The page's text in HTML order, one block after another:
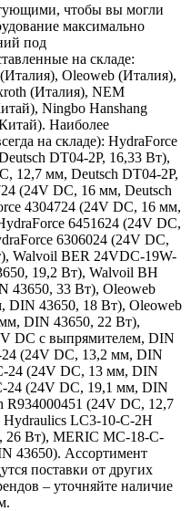
чтобы вы могли
максимально
под
на складе:
Oleoweb (Италия),
(Италия), NEM
Ningbo Hanshang
Наиболее
на складе): HydraForce
DT04-2P, 16,33 Вт),
12,7 мм, Deutsch DT04-2P,
(24V DC, 16 мм, Deutsch
4304724 (24V DC, 16 мм,
6451624 (24V DC,
6306024 (24V DC,
Walvoil BER 24VDC-19W-
19,2 Вт), Walvoil BH
43650, 33 Вт), Oleoweb
DIN 43650, 18 Вт), Oleoweb
DIN 43650, 22 Вт),
DC с выпрямителем, DIN
24 (24V DC, 13,2 мм, DIN
24 (24V DC, 13 мм, DIN
24 (24V DC, 19,1 мм, DIN
R934000451 (24V DC, 12,7
LC3-10-C-2H
Вт), MERIC MC-18-C-
43650). Ассортимент
поставки от других
– уточняйте наличие